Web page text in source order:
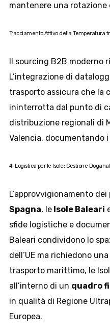
mantenere una
Tracciamento Attivo della Temperatura
Il sourcing B2B moderno
L’integrazione di
trasporto assicura che la
ininterrotta dal punto di
distribuzione regionali di
Valencia, documentando
4. Logistica per le Isole: Gestione
L’approvvigionamento
Spagna, le Isole Baleari
sfide logistiche e
Baleari condividono lo
dell’UE ma richiedono
trasporto marittimo, le
all’interno di un quadro
in qualità di Regione
Europea.